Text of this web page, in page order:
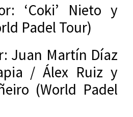
‘Coki’ Nieto y
Padel Tour)
Juan Martín Díaz
/ Álex Ruiz y
(World Padel